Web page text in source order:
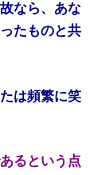
なら、あな
たものと共
は頻繁に笑
るという点